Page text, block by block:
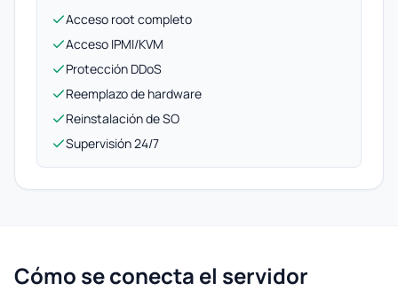
Acceso root completo
Acceso IPMI/KVM
Protección DDoS
Reemplazo de hardware
Reinstalación de SO
Supervisión 24/7
Cómo se conecta el servidor